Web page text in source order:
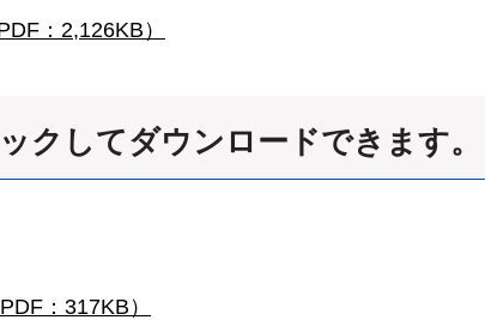
：2,126KB）
クしてダウンロードできます
：317KB）